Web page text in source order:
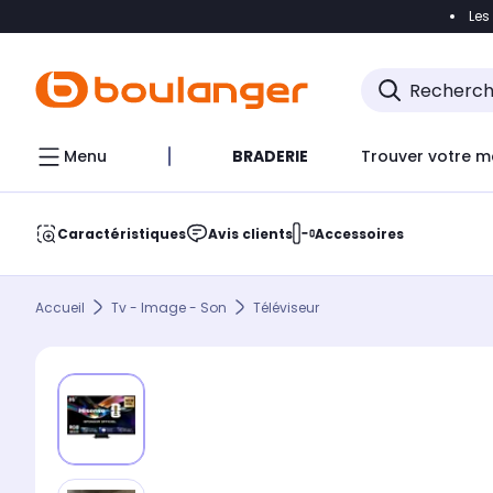
Accéder
Menu BRADERIE Trouver votre
Caractéristiques Avis clients Accessoires
Accueil Tv - Image - Son Téléviseur